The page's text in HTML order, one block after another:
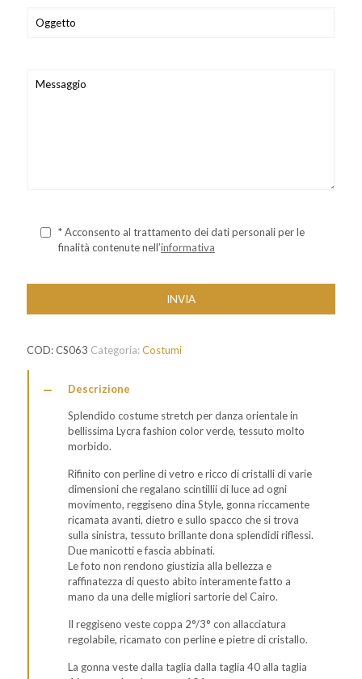
* Acconsento al trattamento dei dati personali per le
finalità contenute nell’informativa
COD:CS063 Categoria:Costumi
Descrizione
Splendido costume stretch per danza orientale in
bellissima Lycra fashion color verde, tessuto molto
morbido.
Rifinito con perline di vetro e ricco di cristalli di varie
dimensioni che regalano scintillii di luce ad ogni
movimento, reggiseno dina Style, gonna riccamente
ricamata avanti, dietro e sullo spacco che si trova
sulla sinistra, tessuto brillante dona splendidi riflessi.
Due manicotti e fascia abbinati.
Le foto non rendono giustizia alla bellezza e
raffinatezza di questo abito interamente fatto a
mano da una delle migliori sartorie del Cairo.
Il reggiseno veste coppa 2°/3° con allacciatura
regolabile, ricamato con perline e pietre di cristallo.
La gonna veste dalla taglia dalla taglia 40 alla taglia